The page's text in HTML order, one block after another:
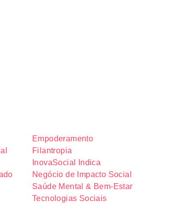
Empoderamento
Filantropia
InovaSocial Indica
Negócio de Impacto Social
Saúde Mental & Bem-Estar
Tecnologias Sociais